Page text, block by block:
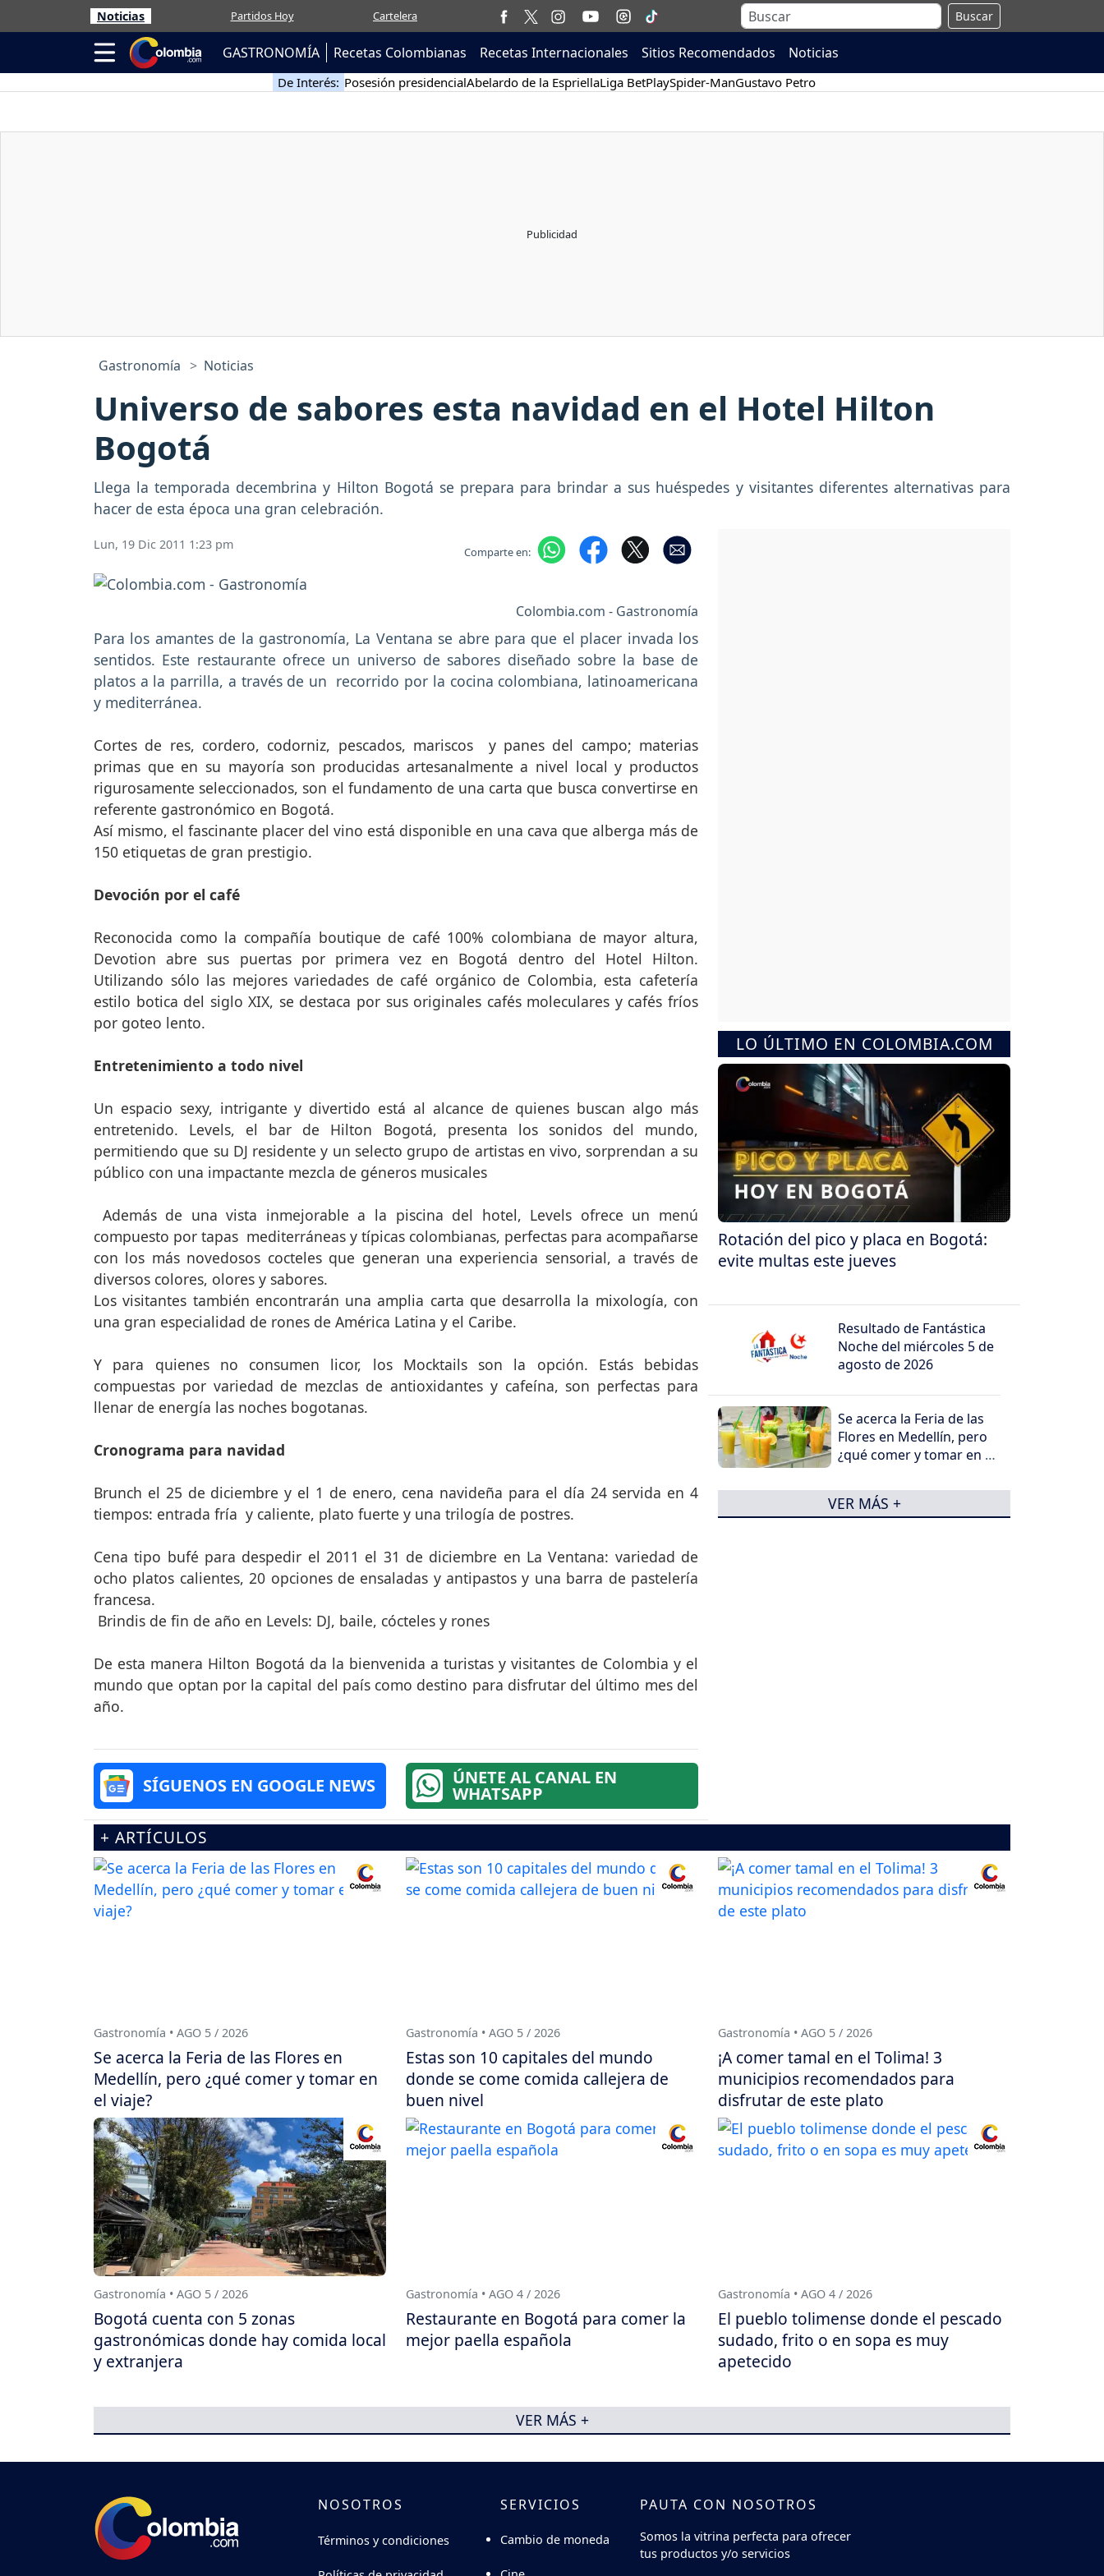
Noticias Partidos Hoy Cartelera Buscar
GASTRONOMÍA Recetas Colombianas Recetas Internacionales Sitios Recomendados Noticias
De Interés: Posesión presidencialAbelardo de la EspriellaLiga BetPlaySpider-ManGustavo Petro
Gastronomía Noticias
Universo de sabores esta navidad en el Hotel Hilton
Bogotá
Llega la temporada decembrina y Hilton Bogotá se prepara para brindar a sus huéspedes y visitantes diferentes alternativas para
hacer de esta época una gran celebración.
Lun, 19 Dic 2011 1:23 pm Comparte en:
Colombia.com - Gastronomía
Para los amantes de la gastronomía, La Ventana se abre para que el placer invada los
sentidos. Este restaurante ofrece un universo de sabores diseñado sobre la base de
platos a la parrilla, a través de un recorrido por la cocina colombiana, latinoamericana
y mediterránea.
Cortes de res, cordero, codorniz, pescados, mariscos y panes del campo; materias
primas que en su mayoría son producidas artesanalmente a nivel local y productos
rigurosamente seleccionados, son el fundamento de una carta que busca convertirse en
referente gastronómico en Bogotá.
Así mismo, el fascinante placer del vino está disponible en una cava que alberga más de
150 etiquetas de gran prestigio.
Devoción por el café
Reconocida como la compañía boutique de café 100% colombiana de mayor altura,
Devotion abre sus puertas por primera vez en Bogotá dentro del Hotel Hilton.
Utilizando sólo las mejores variedades de café orgánico de Colombia, esta cafetería
estilo botica del siglo XIX, se destaca por sus originales cafés moleculares y cafés fríos
por goteo lento.
Entretenimiento a todo nivel
Un espacio sexy, intrigante y divertido está al alcance de quienes buscan algo más
entretenido. Levels, el bar de Hilton Bogotá, presenta los sonidos del mundo,
permitiendo que su DJ residente y un selecto grupo de artistas en vivo, sorprendan a su
público con una impactante mezcla de géneros musicales
Además de una vista inmejorable a la piscina del hotel, Levels ofrece un menú
compuesto por tapas mediterráneas y típicas colombianas, perfectas para acompañarse
con los más novedosos cocteles que generan una experiencia sensorial, a través de
diversos colores, olores y sabores.
Los visitantes también encontrarán una amplia carta que desarrolla la mixología, con
una gran especialidad de rones de América Latina y el Caribe.
Y para quienes no consumen licor, los Mocktails son la opción. Estás bebidas
compuestas por variedad de mezclas de antioxidantes y cafeína, son perfectas para
llenar de energía las noches bogotanas.
Cronograma para navidad
Brunch el 25 de diciembre y el 1 de enero, cena navideña para el día 24 servida en 4
tiempos: entrada fría y caliente, plato fuerte y una trilogía de postres.
Cena tipo bufé para despedir el 2011 el 31 de diciembre en La Ventana: variedad de
ocho platos calientes, 20 opciones de ensaladas y antipastos y una barra de pastelería
francesa.
Brindis de fin de año en Levels: DJ, baile, cócteles y rones
De esta manera Hilton Bogotá da la bienvenida a turistas y visitantes de Colombia y el
mundo que optan por la capital del país como destino para disfrutar del último mes del
año.
SÍGUENOS EN GOOGLE NEWS ÚNETE AL CANAL EN
WHATSAPP
LO ÚLTIMO EN COLOMBIA.COM
Rotación del pico y placa en Bogotá:
evite multas este jueves
Resultado de Fantástica
Noche del miércoles 5 de
agosto de 2026
Se acerca la Feria de las
Flores en Medellín, pero
¿qué comer y tomar en el
VER MÁS +
+ ARTÍCULOS
Gastronomía • AGO 5 / 2026
Se acerca la Feria de las Flores en
Medellín, pero ¿qué comer y tomar en
el viaje?
Gastronomía • AGO 5 / 2026
Estas son 10 capitales del mundo
donde se come comida callejera de
buen nivel
Gastronomía • AGO 5 / 2026
¡A comer tamal en el Tolima! 3
municipios recomendados para
disfrutar de este plato
Gastronomía • AGO 5 / 2026
Bogotá cuenta con 5 zonas
gastronómicas donde hay comida local
y extranjera
Gastronomía • AGO 4 / 2026
Restaurante en Bogotá para comer la
mejor paella española
Gastronomía • AGO 4 / 2026
El pueblo tolimense donde el pescado
sudado, frito o en sopa es muy
apetecido
VER MÁS +
NOSOTROS
Términos y condiciones
SERVICIOS
Cambio de moneda
PAUTA CON NOSOTROS
Somos la vitrina perfecta para ofrecer
tus productos y/o servicios